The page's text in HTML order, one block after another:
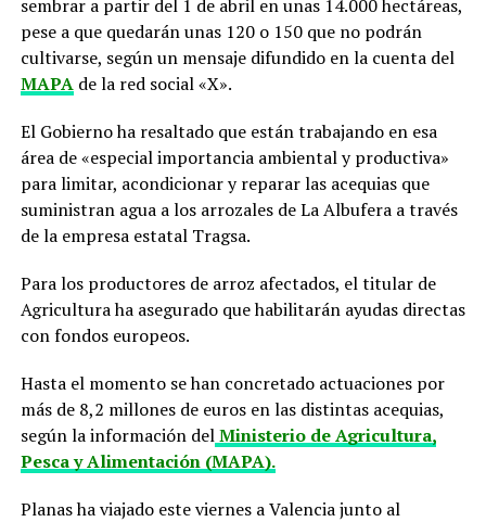
sembrar a partir del 1 de abril en unas 14.000 hectáreas,
pese a que quedarán unas 120 o 150 que no podrán
cultivarse, según un mensaje difundido en la cuenta del
MAPAde la red social «X».
El Gobierno ha resaltado que están trabajando en esa
área de «especial importancia ambiental y productiva»
para limitar, acondicionar y reparar las acequias que
suministran agua a los arrozales de La Albufera a través
de la empresa estatal Tragsa.
Para los productores de arroz afectados, el titular de
Agricultura ha asegurado que habilitarán ayudas directas
con fondos europeos.
Hasta el momento se han concretado actuaciones por
más de 8,2 millones de euros en las distintas acequias,
según la información delMinisterio de Agricultura,
Pesca y Alimentación (MAPA).
Planas ha viajado este viernes a Valencia junto al